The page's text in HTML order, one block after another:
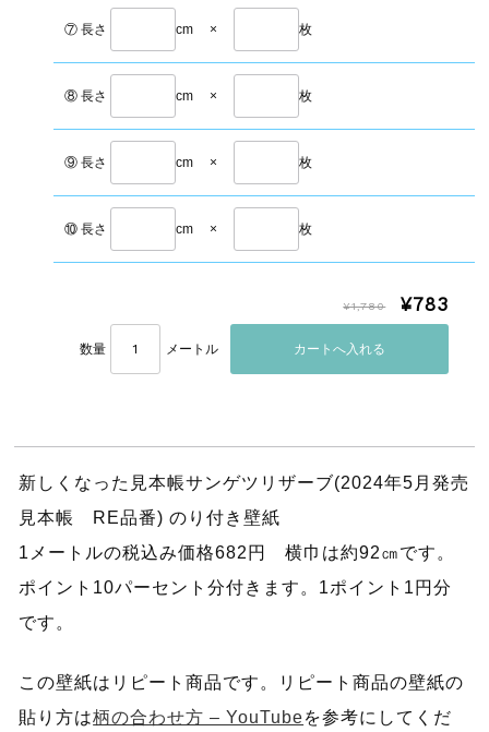
⑦ 長さ cm × 枚
⑧ 長さ cm × 枚
⑨ 長さ cm × 枚
⑩ 長さ cm × 枚
¥1,780 ¥783
数量 メートル
新しくなった見本帳サンゲツリザーブ(2024年5月発売
見本帳 RE品番) のり付き壁紙
1メートルの税込み価格682円 横巾は約92㎝です。
ポイント10パーセント分付きます。1ポイント1円分
です。
この壁紙はリピート商品です。リピート商品の壁紙の
貼り方は柄の合わせ方 – YouTubeを参考にしてくだ